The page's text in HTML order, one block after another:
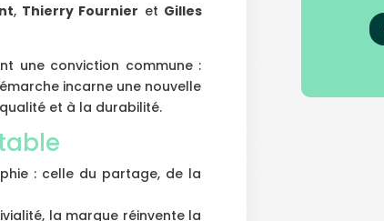
, Thierry Fournier et Gilles
une conviction commune :
incarne une nouvelle
et à la durabilité.
: celle du partage, de la
la marque réinvente la